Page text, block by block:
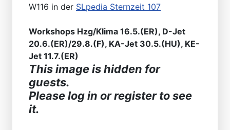
W116 in der SLpedia Sternzeit 107
Workshops Hzg/Klima 16.5.(ER), D-Jet
20.6.(ER)/29.8.(F), KA-Jet 30.5.(HU), KE-
Jet 11.7.(ER)
This image is hidden for
guests.
Please log in or register to see
it.